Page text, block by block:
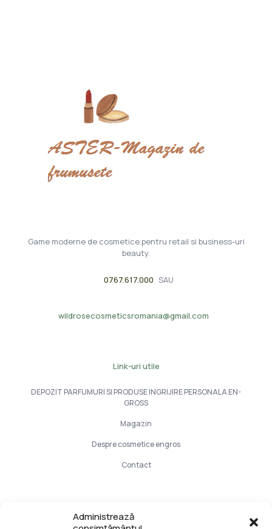
Administrează
Game moderne de cosmetice pentru retail si business-uri
beauty.
0767.617.000 SAU
wildrosecosmeticsromania@gmail.com
Link-uri utile
DEPOZIT PARFUMURI SI PRODUSE INGRIJIRE PERSONALA EN-
GROSS
Magazin
Despre cosmetice engros
Contact